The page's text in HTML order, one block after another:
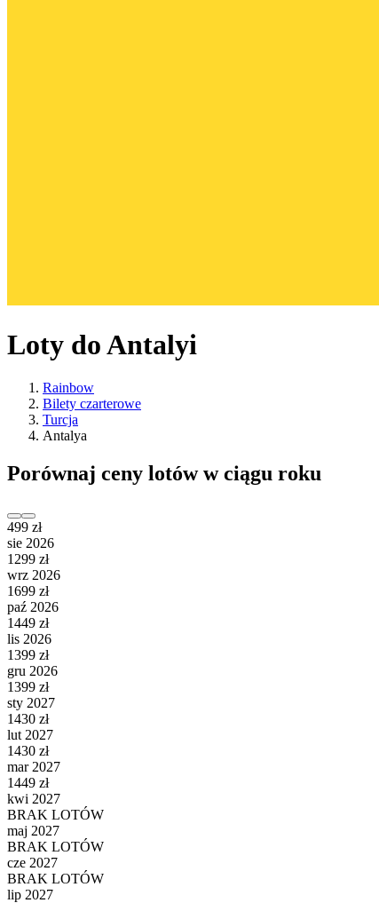
Loty do Antalyi
Rainbow
Bilety czarterowe
Turcja
Antalya
Porównaj ceny lotów w ciągu roku
499 zł
sie 2026
1299 zł
wrz 2026
1699 zł
paź 2026
1449 zł
lis 2026
1399 zł
gru 2026
1399 zł
sty 2027
1430 zł
lut 2027
1430 zł
mar 2027
1449 zł
kwi 2027
BRAK LOTÓW
maj 2027
BRAK LOTÓW
cze 2027
BRAK LOTÓW
lip 2027